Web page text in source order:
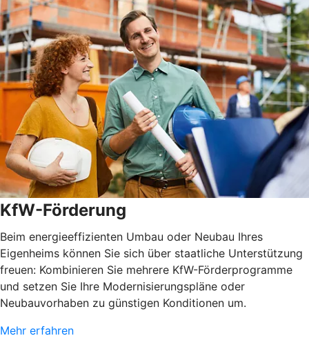
KfW-Förderung
Beim energieeffizienten Umbau oder Neubau Ihres
Eigenheims können Sie sich über staatliche Unterstützung
freuen: Kombinieren Sie mehrere KfW-Förderprogramme
und setzen Sie Ihre Modernisierungspläne oder
Neubauvorhaben zu günstigen Konditionen um.
Mehr erfahren